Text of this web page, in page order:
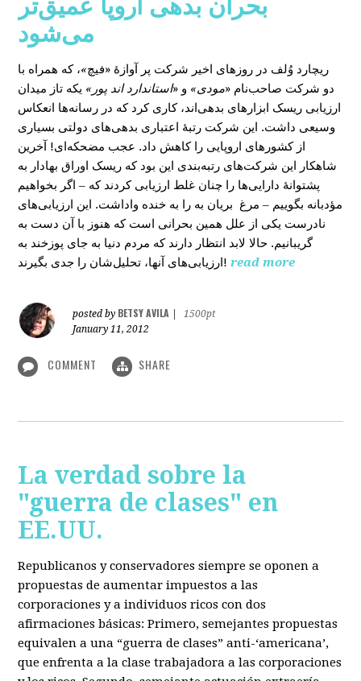
بحران بدهی اروپا عمیق‌تر
می‌شود
ریچارد وُلف در روزهای اخیر شرکت پر آوازۀ «فیچ»، که همراه با
دو شرکت صاحب‌نام «مودی» و «استاندارد اند پور» یکه‌ تاز میدان
ارزیابی ریسک ابزارهای بدهی‌اند، کاری کرد که در رسانه‌ها انعکاس
وسیعی داشت. این شرکت رتبۀ اعتباری بدهی‌های دولتی بسیاری
از کشورهای اروپایی را کاهش داد. عجب مضحکه‌ای! آخرین
شاهکار این شرکت‌های رتبه‌بندی این بود که ریسک‌ اوراق بهادار به
پشتوانۀ دارایی‌‌ها را چنان غلط ارزیابی کردند که – اگر بخواهیم
مؤدبانه بگوییم – مرغ بریان به را به خنده واداشت. این ارزیابی‌های
نادرست یکی از علل همین بحرانی است که هنوز با آن دست به
گریبانیم. حالا لابد انتظار دارند که مردم دنیا به جای پوزخند به
ارزیابی‌های آنها، تحلیل‌‌شان را جدی بگیرند! read more
posted by BETSY AVILA
1500pt
January 11, 2012
COMMENT SHARE
La verdad sobre la
"guerra de clases" en
EE.UU.
Republicanos y conservadores siempre se oponen a
propuestas de aumentar impuestos a las
corporaciones y a individuos ricos con dos
afirmaciones básicas: Primero, semejantes propuestas
equivalen a una “guerra de clases” anti-‘americana’,
que enfrenta a la clase trabajadora a las corporaciones